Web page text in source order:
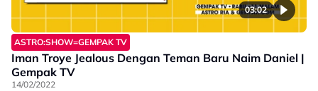
03:02
ASTRO:SHOW=GEMPAK TV
Iman Troye Jealous Dengan Teman Baru Naim Daniel |
Gempak TV
14/02/2022